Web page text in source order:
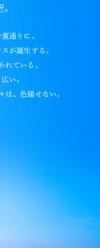
通りに、
が誕生する。
れている。
い。
は、色褪せない。